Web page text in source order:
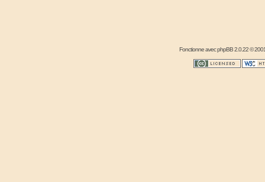
Fonctionne avecphpBB2.0.22 ©